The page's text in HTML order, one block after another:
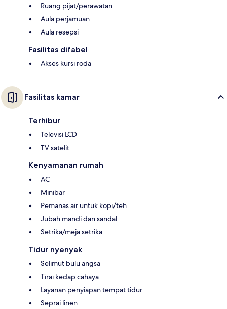
Ruang pijat/perawatan
Aula perjamuan
Aula resepsi
Fasilitas difabel
Akses kursi roda
Fasilitas kamar
Terhibur
Televisi LCD
TV satelit
Kenyamanan rumah
AC
Minibar
Pemanas air untuk kopi/teh
Jubah mandi dan sandal
Setrika/meja setrika
Tidur nyenyak
Selimut bulu angsa
Tirai kedap cahaya
Layanan penyiapan tempat tidur
Seprai linen